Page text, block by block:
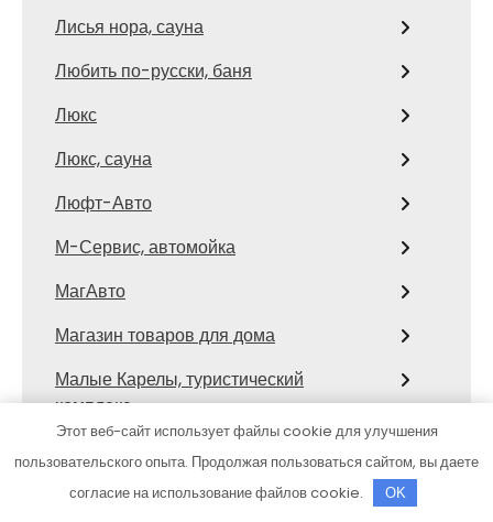
Лисья нора, сауна
Любить по-русски, баня
Люкс
Люкс, сауна
Люфт-Авто
М-Сервис, автомойка
МагАвто
Магазин товаров для дома
Малые Карелы, туристический
комплекс
Мёд, СПА-отель
Этот веб-сайт использует файлы cookie для улучшения
пользовательского опыта. Продолжая пользоваться сайтом, вы даете
согласие на использование файлов cookie.
OK